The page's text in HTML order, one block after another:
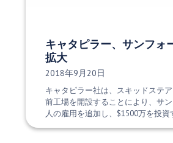
キャタピラー、サンフォ
拡大
発行日:
2018年9月20日
キャタピラー社は、スキッドステ
前工場を開設することにより、サ
人の雇用を追加し、$1500万を投資